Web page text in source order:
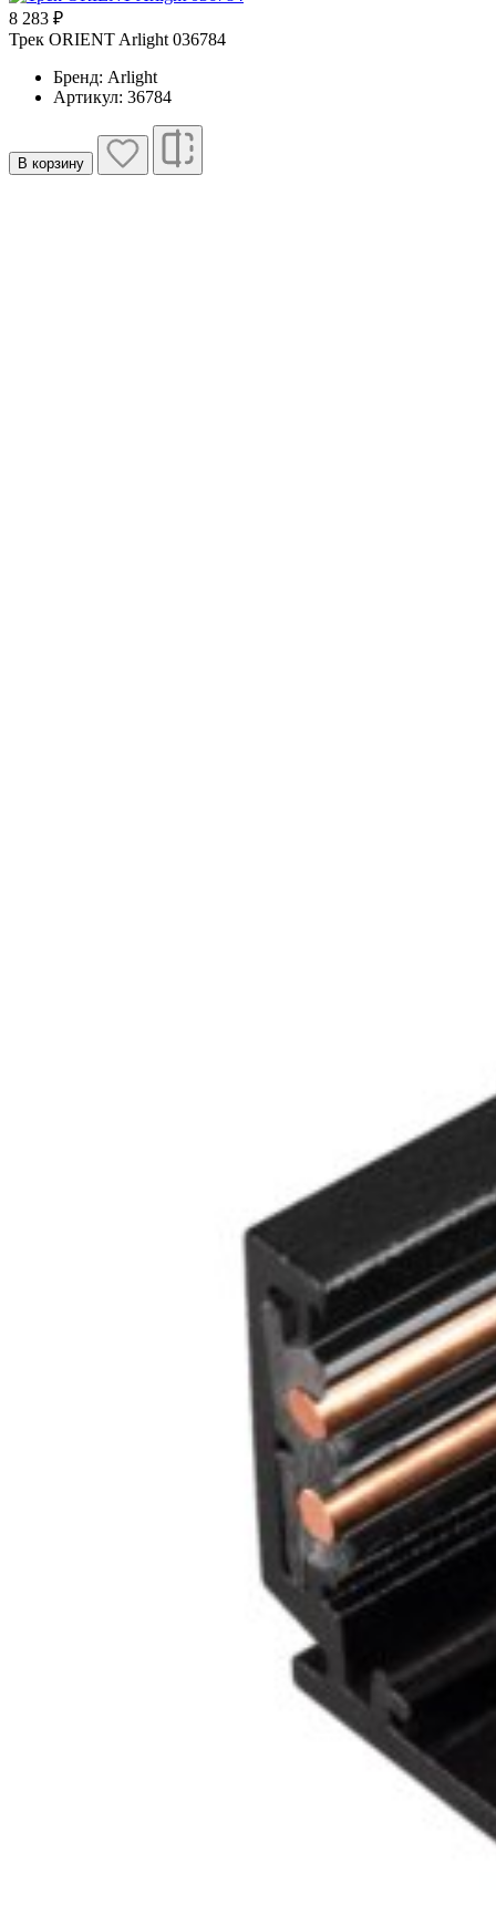
8 283 ₽
Трек ORIENT Arlight 036784
Бренд: Arlight
Артикул: 36784
В корзину